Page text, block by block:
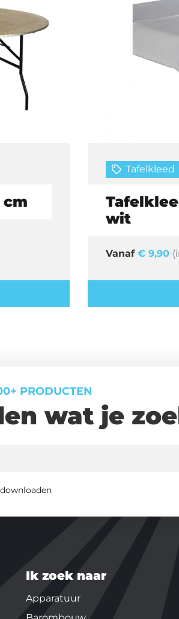
cm
Tafelkleed
wit
€ 9,90
PRODUCTEN
wat je
downloaden
Ik zoek naar
Apparatuur